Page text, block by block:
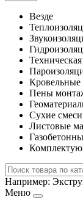
Везде
Кровельные
Пены
Сухие
Листовые
Например:
Меню